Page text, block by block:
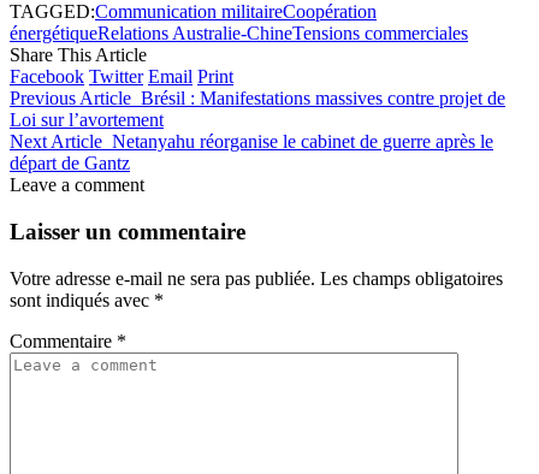
TAGGED:Communication militaireCoopération
énergétiqueRelations Australie-ChineTensions commerciales
Share This Article
Facebook Twitter Email Print
Previous Article Brésil : Manifestations massives contre projet de
Loi sur l’avortement
Next Article Netanyahu réorganise le cabinet de guerre après le
départ de Gantz
Leave a comment
Laisser un commentaire
Votre adresse e-mail ne sera pas publiée. Les champs obligatoires
sont indiqués avec *
Commentaire *